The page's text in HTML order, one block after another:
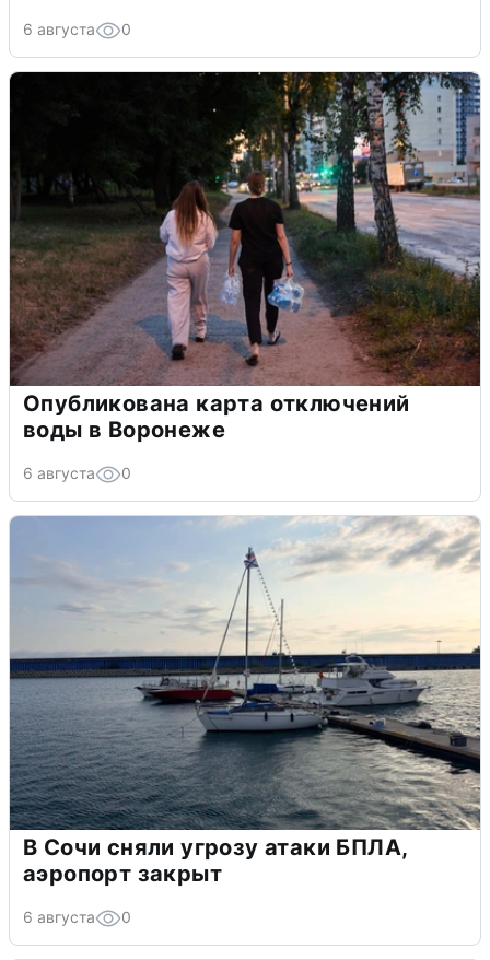
6 августа 0
Опубликована карта отключений
воды в Воронеже
6 августа 0
В Сочи сняли угрозу атаки БПЛА,
аэропорт закрыт
6 августа 0